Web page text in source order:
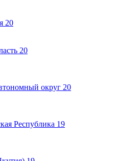
20
20
округ 20
Республика 19